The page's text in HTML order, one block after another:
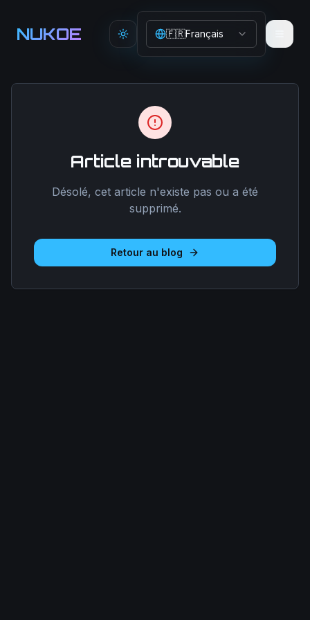
NUKOE Toggle theme
🇫🇷Français
Article introuvable
Désolé, cet article n'existe pas ou a été
supprimé.
Retour au blog